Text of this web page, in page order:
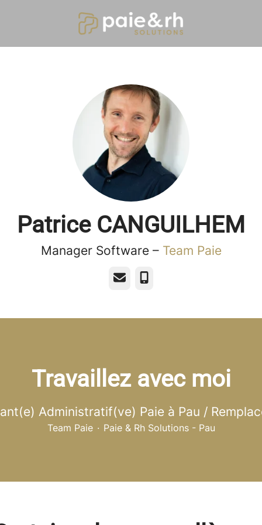
Patrice CANGUILHEM
Manager Software – Team Paie
E-mail Téléphone
Travaillez avec moi
Administratif(ve) Paie à Pau /
Team Paie · Paie & Rh Solutions - Pau